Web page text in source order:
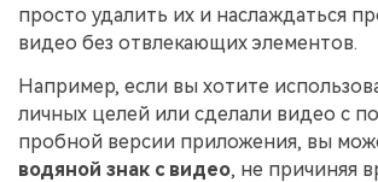
просто удалить их и наслаждаться
видео без отвлекающих элементов.
Например, если вы хотите
личных целей или сделали видео с
пробной версии приложения, вы
водяной знак с видео, не причиняя